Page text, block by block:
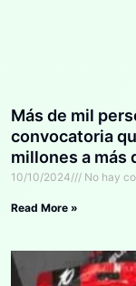
Más de mil
convocatoria
millones a más
10/10/2024 No hay
Read More »